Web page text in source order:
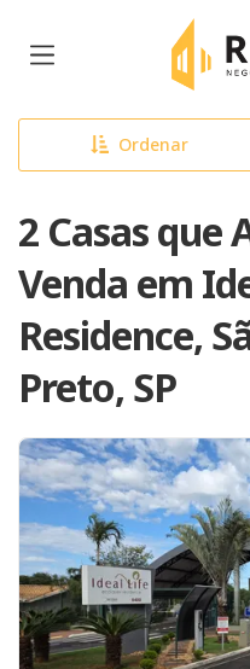
Ordenar
2 Casas que
Venda em
Residence,
Preto, SP